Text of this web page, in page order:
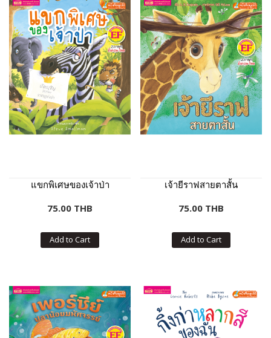
แขกพิเศษของเจ้าป่า
75.00 THB
Add to Cart
เจ้ายีราฟสายตาสั้น
75.00 THB
Add to Cart